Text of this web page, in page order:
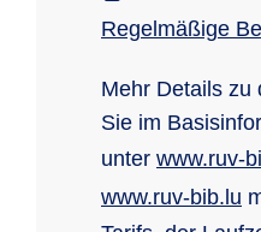
Regelmäßige
Mehr Details zu
Sie im
unter www.ruv-
www.ruv-bib.lu